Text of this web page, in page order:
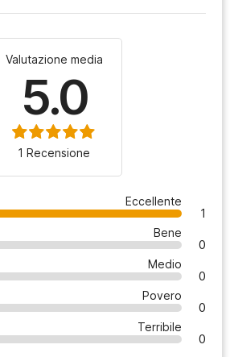
Valutazione media
5.0
1 Recensione
Eccellente
1
Bene
0
Medio
0
Povero
0
Terribile
0